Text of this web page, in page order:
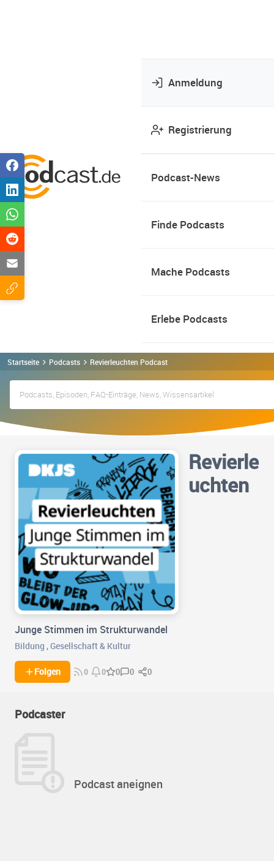
Anmeldung
Registrierung
Podcast-News
Finde Podcasts
Mache Podcasts
Erlebe Podcasts
Startseite Podcasts Revierleuchten Podcast
Revierle
uchten
Junge Stimmen im Strukturwandel
Bildung ,Gesellschaft & Kultur
Folgen 0 0 0 0 0
Podcaster
Podcast aneignen